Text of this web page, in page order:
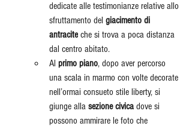
dedicate alle testimonianze relative allo
sfruttamento del giacimento di
antracite che si trova a poca distanza
dal centro abitato.
Al primo piano, dopo aver percorso
una scala in marmo con volte decorate
nell’ormai consueto stile liberty, si
giunge alla sezione civica dove si
possono ammirare le foto che